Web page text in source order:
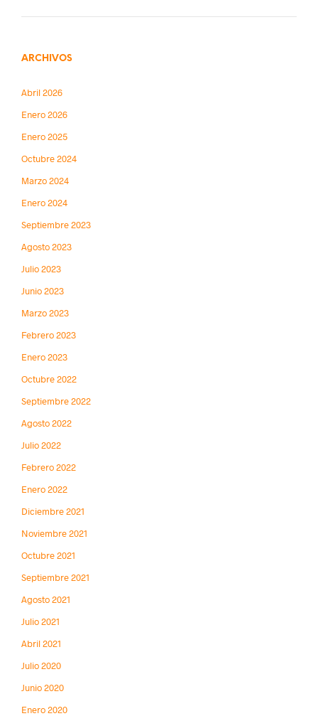
ARCHIVOS
Abril 2026
Enero 2026
Enero 2025
Octubre 2024
Marzo 2024
Enero 2024
Septiembre 2023
Agosto 2023
Julio 2023
Junio 2023
Marzo 2023
Febrero 2023
Enero 2023
Octubre 2022
Septiembre 2022
Agosto 2022
Julio 2022
Febrero 2022
Enero 2022
Diciembre 2021
Noviembre 2021
Octubre 2021
Septiembre 2021
Agosto 2021
Julio 2021
Abril 2021
Julio 2020
Junio 2020
Enero 2020